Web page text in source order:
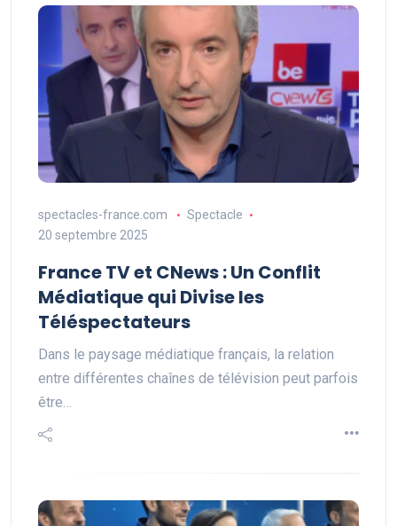
spectacles-france.com
Spectacle
20 septembre 2025
France TV et CNews : Un Conflit
Médiatique qui Divise les
Téléspectateurs
Dans le paysage médiatique français, la relation
entre différentes chaînes de télévision peut parfois
être…